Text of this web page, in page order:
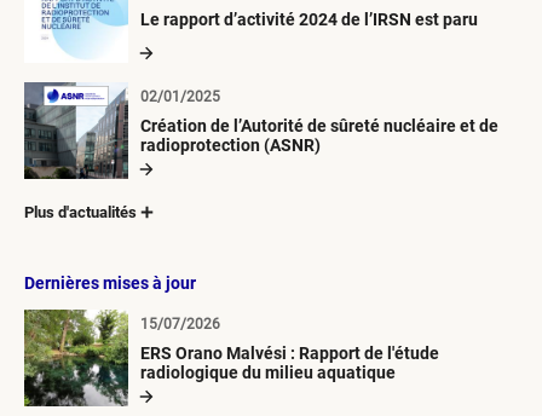
Le rapport d’activité 2024 de l’IRSN est paru
Création de l’Autorité de sûreté nucléaire et de
radioprotection (ASNR)
02/01/2025
Plus d'actualités
Dernières mises à jour
ERS Orano Malvési : Rapport de l'étude
radiologique du milieu aquatique
15/07/2026